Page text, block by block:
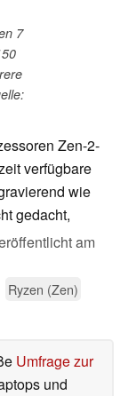
7
Zen-2-
verfügbare
wie
gedacht,
am
Ryzen (Zen)
Umfrage zur
und